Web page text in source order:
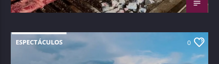
ESPECTÁCULOS 0